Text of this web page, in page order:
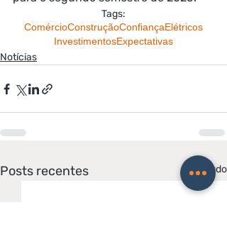
Tags:
ComércioConstruçãoConfiançaElétricos
InvestimentosExpectativas
Notícias
Posts recentes Ver tudo